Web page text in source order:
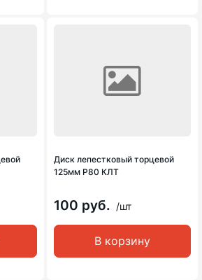
Диск лепестковый торцевой
125мм Р80 КЛТ
100 руб. /шт
В корзину